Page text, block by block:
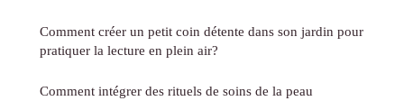
Comment créer un petit coin détente dans son jardin pour
pratiquer la lecture en plein air?
Comment intégrer des rituels de soins de la peau